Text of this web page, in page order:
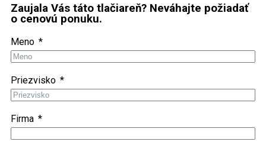
Zaujala Vás táto tlačiareň? Neváhajte požiadať
o cenovú ponuku.
Meno
Priezvisko
Firma